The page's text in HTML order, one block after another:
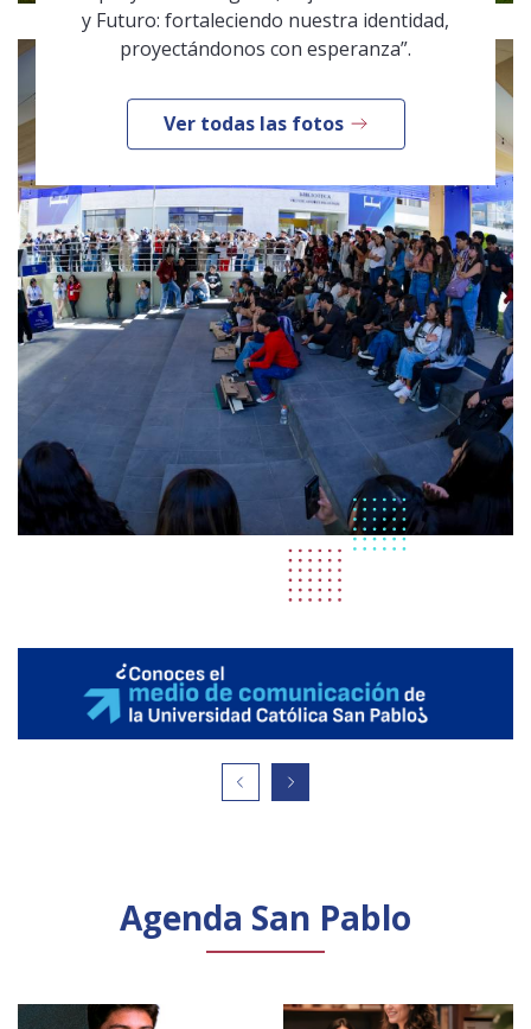
y Futuro: fortaleciendo nuestra identidad,
proyectándonos con esperanza”.
Ver todas las fotos
Agenda San Pablo